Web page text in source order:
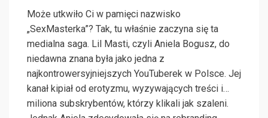
Może utkwiło Ci w pamięci nazwisko
„SexMasterka”? Tak, tu właśnie zaczyna się ta
medialna saga. Lil Masti, czyli Aniela Bogusz, do
niedawna znana była jako jedna z
najkontrowersyjniejszych YouTuberek w Polsce. Jej
kanał kipiał od erotyzmu, wyzywających treści i…
miliona subskrybentów, którzy klikali jak szaleni.